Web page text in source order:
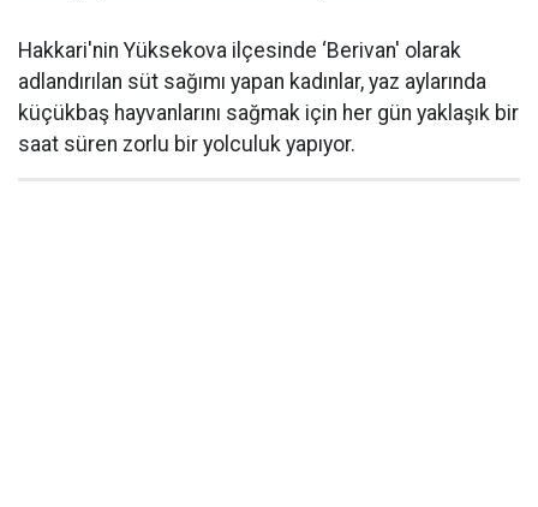
Hakkari'nin Yüksekova ilçesinde ‘Berivan' olarak
adlandırılan süt sağımı yapan kadınlar, yaz aylarında
küçükbaş hayvanlarını sağmak için her gün yaklaşık bir
saat süren zorlu bir yolculuk yapıyor.